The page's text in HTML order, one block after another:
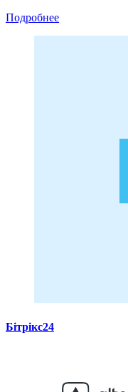
Подробнее
Бітрікс24